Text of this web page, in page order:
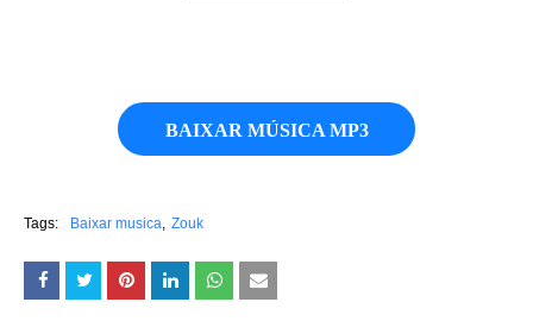
BAIXAR MÚSICA MP3
Tags: Baixar musica Zouk